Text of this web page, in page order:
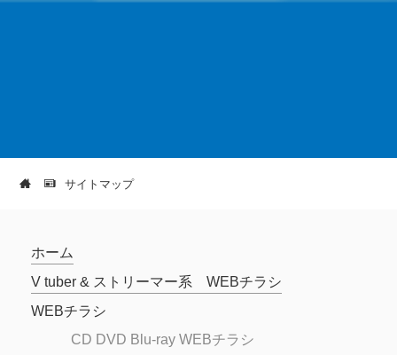
サイトマップ
ホーム
V tuber & ストリーマー系 WEBチラシ
WEBチラシ
CD DVD Blu-ray WEBチラシ